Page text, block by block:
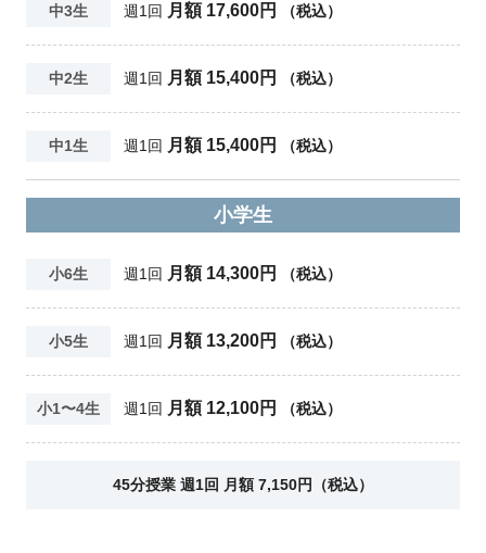
中3生 週1回 月額 17,600円 （税込）
中2生 週1回 月額 15,400円 （税込）
中1生 週1回 月額 15,400円 （税込）
小学生
小6生 週1回 月額 14,300円 （税込）
小5生 週1回 月額 13,200円 （税込）
小1〜4生 週1回 月額 12,100円 （税込）
45分授業 週1回 月額 7,150円（税込）